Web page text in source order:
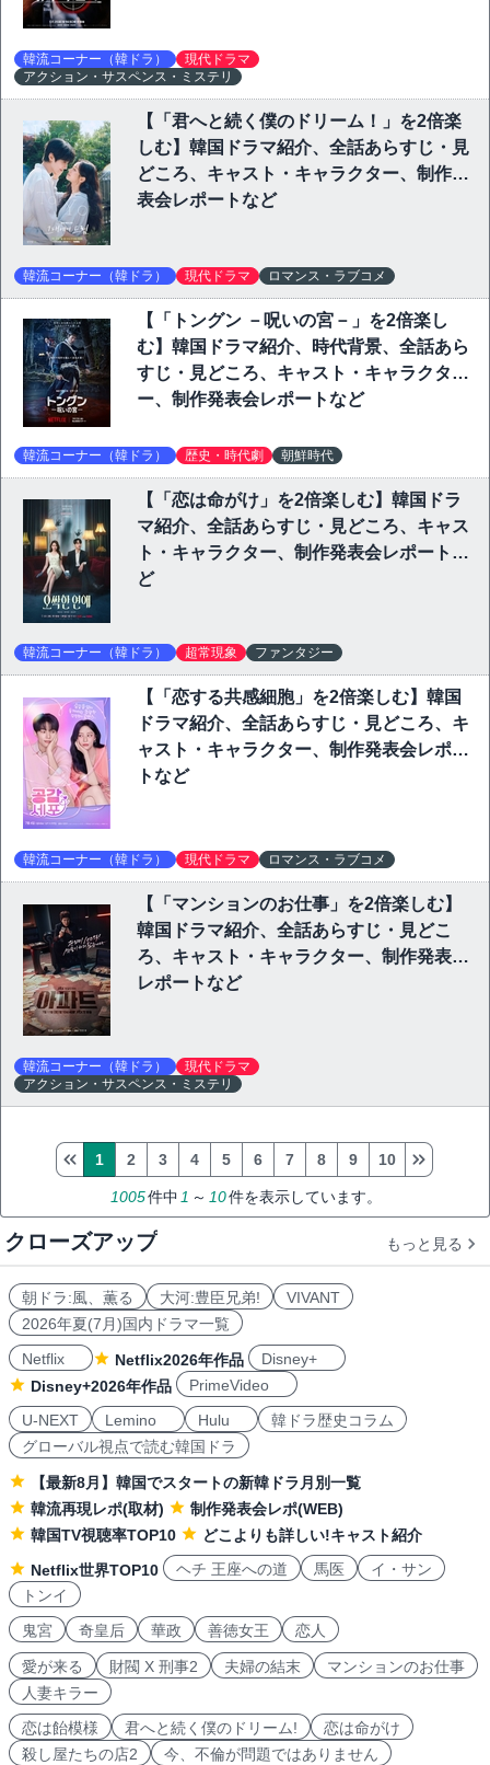
韓流コーナー（韓ドラ）
現代ドラマ
アクション・サスペンス・ミステリ
【「君へと続く僕のドリーム！」を2倍楽
しむ】韓国ドラマ紹介、全話あらすじ・見
どころ、キャスト・キャラクター、制作発
表会レポートなど
韓流コーナー（韓ドラ） 現代ドラマ ロマンス・ラブコメ
【「トングン －呪いの宮－」を2倍楽し
む】韓国ドラマ紹介、時代背景、全話あら
すじ・見どころ、キャスト・キャラクタ
ー、制作発表会レポートなど
韓流コーナー（韓ドラ） 歴史・時代劇 朝鮮時代
【「恋は命がけ」を2倍楽しむ】韓国ドラ
マ紹介、全話あらすじ・見どころ、キャス
ト・キャラクター、制作発表会レポートな
ど
韓流コーナー（韓ドラ） 超常現象 ファンタジー
【「恋する共感細胞」を2倍楽しむ】韓国
ドラマ紹介、全話あらすじ・見どころ、キ
ャスト・キャラクター、制作発表会レポー
トなど
韓流コーナー（韓ドラ） 現代ドラマ ロマンス・ラブコメ
【「マンションのお仕事」を2倍楽しむ】
韓国ドラマ紹介、全話あらすじ・見どこ
ろ、キャスト・キャラクター、制作発表会
レポートなど
韓流コーナー（韓ドラ）
現代ドラマ
アクション・サスペンス・ミステリ
1005件中 1 ～ 10件を表示しています。
1 2 3 4 5 6 7 8 9 10
クローズアップ もっと見る
朝ドラ:風、薫る 大河:豊臣兄弟!
VIVANT
2026年夏(7月)国内ドラマ一覧
Netflix
Netflix2026年作品
Disney+
Disney+2026年作品
PrimeVideo
U-NEXT
Lemino Hulu
韓ドラ歴史コラム
グローバル視点で読む韓国ドラ
【最新8月】韓国でスタートの新韓ドラ月別一覧
韓流再現レポ(取材)
制作発表会レポ(WEB)
韓国TV視聴率TOP10
どこよりも詳しい!キャスト紹介
Netflix世界TOP10
ヘチ 王座への道 馬医
イ・サン
トンイ
鬼宮
奇皇后 華政 善徳女王 恋人
愛が来る 財閥 X 刑事2 夫婦の結末
マンションのお仕事
人妻キラー
恋は飴模様
君へと続く僕のドリーム!
恋は命がけ
殺し屋たちの店2
今、不倫が問題ではありません